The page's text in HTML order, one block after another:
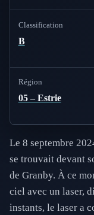
Classification
B
Région
05 – Estrie
Le 8 septembre
se trouvait devant
de Granby. À ce
ciel avec un laser,
instants, le laser a